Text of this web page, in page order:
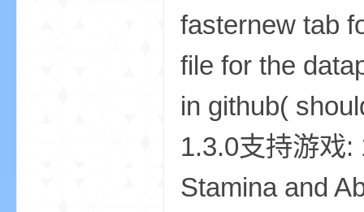
fasternew tab
file for the
in github(
1.3.0支持游戏
Stamina and